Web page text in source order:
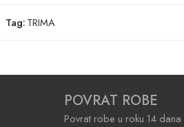
Tag:TRIMA
POVRAT ROBE
Povrat robe u roku 14 dana